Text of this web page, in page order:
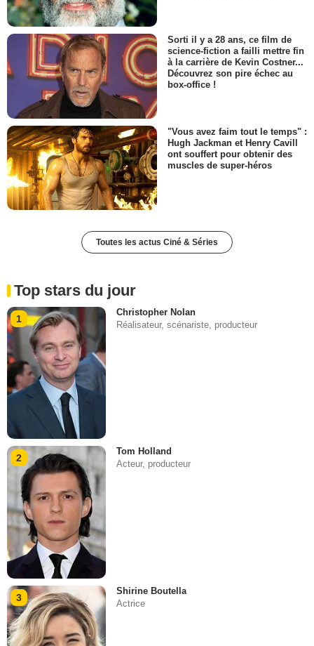
Sorti il y a 28 ans, ce film de
science-fiction a failli mettre fin
à la carrière de Kevin Costner...
Découvrez son pire échec au
box-office !
"Vous avez faim tout le temps" :
Hugh Jackman et Henry Cavill
ont souffert pour obtenir des
muscles de super-héros
Toutes les actus Ciné & Séries
Top stars du jour
1
Christopher Nolan
Réalisateur, scénariste, producteur
2
Tom Holland
Acteur, producteur
3
Shirine Boutella
Actrice